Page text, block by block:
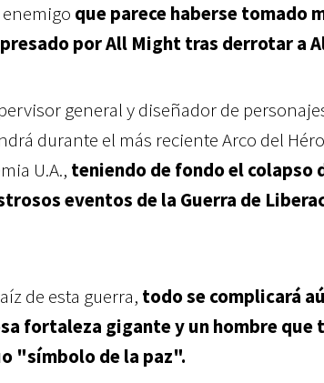
que parece haberse tomado
por All Might tras derrotar a
general y diseñador de
durante el más reciente Arco del
U.A., teniendo de fondo el colapso
eventos de la Guerra de
de esta guerra, todo se complicará
fortaleza gigante y un hombre que
"símbolo de la paz".